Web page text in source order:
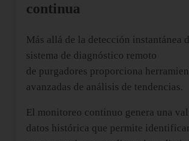
continua
Más allá de la detección instantánea
sistema de diagnóstico remoto
de purgadores proporciona
avanzadas de análisis de tendencias.
El monitoreo continuo genera una
datos histórica que permite